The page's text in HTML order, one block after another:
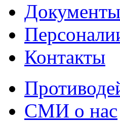
Документы
Контакты
СМИ о нас